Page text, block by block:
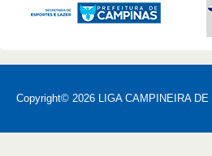
Copyright© 2026 LIGA CAMPINEIRA DE